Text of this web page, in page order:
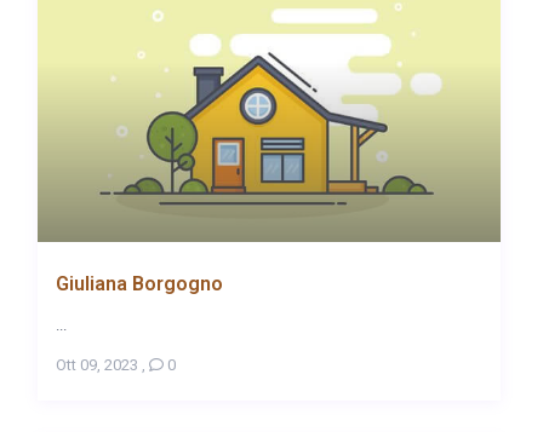
Giuliana Borgogno
...
Ott 09, 2023 , 0